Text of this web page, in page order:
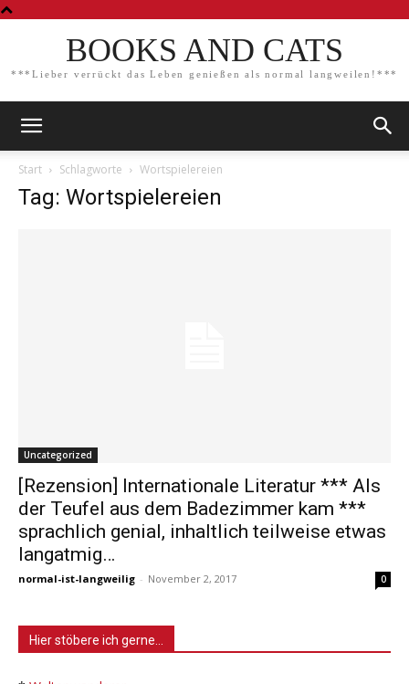
BOOKS AND CATS
***Lieber verrückt das Leben genießen als normal langweilen!***
Start Schlagworte Wortspielereien
Tag: Wortspielereien
Uncategorized
[Rezension] Internationale Literatur *** Als
der Teufel aus dem Badezimmer kam ***
sprachlich genial, inhaltlich teilweise etwas
langatmig…
normal-ist-langweilig - November 2, 2017 0
Hier stöbere ich gerne…